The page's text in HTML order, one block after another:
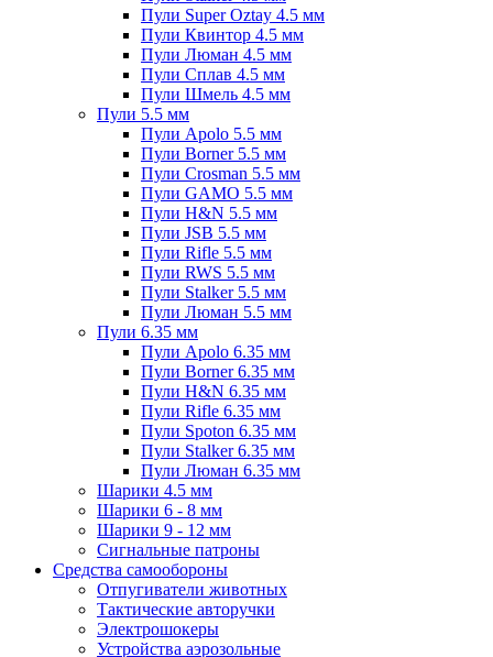
Пули Super Oztay 4.5 мм
Пули Квинтор 4.5 мм
Пули Люман 4.5 мм
Пули Сплав 4.5 мм
Пули Шмель 4.5 мм
Пули 5.5 мм
Пули Apolo 5.5 мм
Пули Borner 5.5 мм
Пули Crosman 5.5 мм
Пули GAMO 5.5 мм
Пули H&N 5.5 мм
Пули JSB 5.5 мм
Пули Rifle 5.5 мм
Пули RWS 5.5 мм
Пули Stalker 5.5 мм
Пули Люман 5.5 мм
Пули 6.35 мм
Пули Apolo 6.35 мм
Пули Borner 6.35 мм
Пули H&N 6.35 мм
Пули Rifle 6.35 мм
Пули Spoton 6.35 мм
Пули Stalker 6.35 мм
Пули Люман 6.35 мм
Шарики 4.5 мм
Шарики 6 - 8 мм
Шарики 9 - 12 мм
Сигнальные патроны
Средства самообороны
Отпугиватели животных
Тактические авторучки
Электрошокеры
Устройства аэрозольные